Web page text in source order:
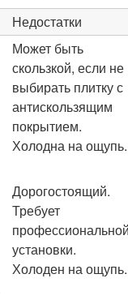
Недостатки
Может быть
скользкой, если не
выбирать плитку с
антискользящим
покрытием.
Холодна на ощупь.
Дорогостоящий.
Требует
установки.
Холоден на ощупь.